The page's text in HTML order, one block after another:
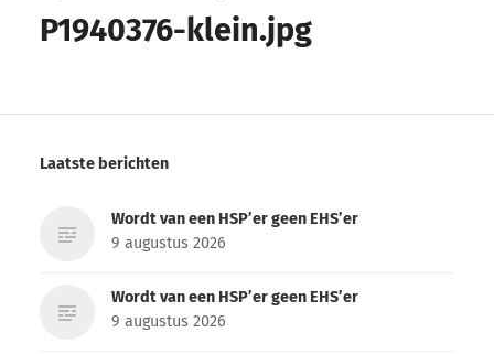
P1940376-klein.jpg
Laatste berichten
Wordt van een HSP’er geen EHS’er
9 augustus 2026
Wordt van een HSP’er geen EHS’er
9 augustus 2026